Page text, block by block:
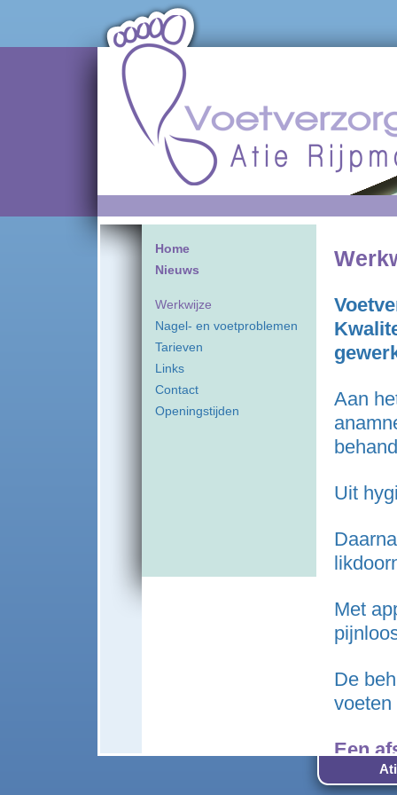
Home
Nieuws
Werkwijze
Nagel- en voetproblemen
Tarieven
Links
Contact
Openingstijden
Aan
Uit
Met
De
voeten
Een
In